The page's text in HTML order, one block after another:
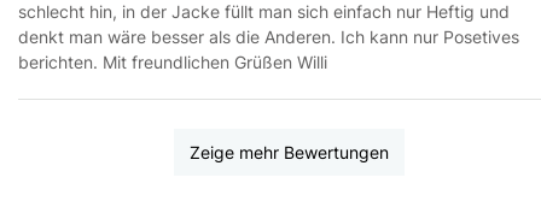
schlecht hin, in der Jacke füllt man sich einfach nur Heftig und
denkt man wäre besser als die Anderen. Ich kann nur Posetives
berichten. Mit freundlichen Grüßen Willi
Zeige mehr Bewertungen